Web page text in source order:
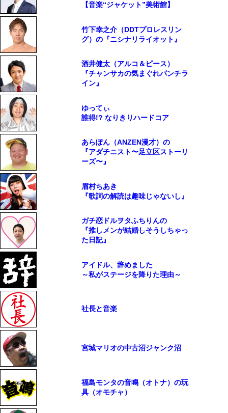
【音楽“ジャケット”美術館】
竹下幸之介（DDTプロレスリン
グ）の『ニシナリライオット』
酒井健太（アルコ＆ピース）
『チャンサカの気まぐれパンチラ
イン』
ゆってぃ
誰得!? なりきりハードコア
あらぽん（ANZEN漫才）の
『アダチニスト〜足立区ストーリ
ーズ〜』
眉村ちあき
『歌詞の解読は趣味じゃないし』
ガチ恋ドルヲタふちりんの
『推しメンが結婚しそうしちゃっ
た日記』
アイドル、辞めました
～私がステージを降りた理由～
社長と音楽
宮城マリオの中古沼ジャンク沼
福島モンタの音鳴（オトナ）の玩
具（オモチャ）